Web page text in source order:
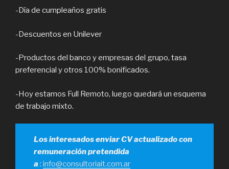
-Día de cumpleaños gratis
-Descuentos en Unilever
-Productos del banco y empresas del grupo, tasa
preferencial y otros 100% bonificados.
-Hoy estamos Full Remoto, luego quedará un esquema
de trabajo mixto.
Los interesados enviar CV actualizado con
remuneración pretendida
a: info@consultoriait.com.ar